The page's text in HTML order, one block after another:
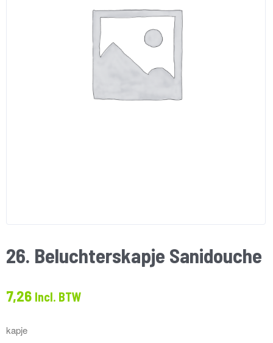
26. Beluchterskapje Sanidouche
7,26 Incl. BTW
kapje